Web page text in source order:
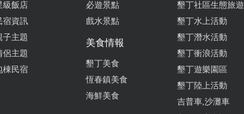
級飯店
宿資訊
子主題
侶主題
棟民宿
必遊景點
戲水景點
美食情報
墾丁美食
恆春鎮美食
海鮮美食
墾丁社區生態旅遊
墾丁水上活動
墾丁潛水活動
墾丁衝浪活動
墾丁遊樂園區
墾丁陸上活動
吉普車,沙灘車